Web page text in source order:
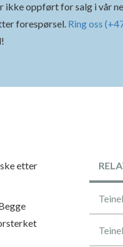
ikke oppført for salg i vår
forespørsel. Ring oss
etter